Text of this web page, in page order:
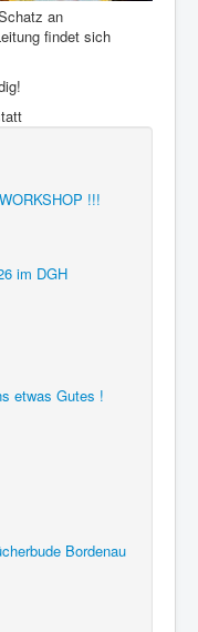
an
findet sich
!!!
im DGH
etwas Gutes !
Bordenau